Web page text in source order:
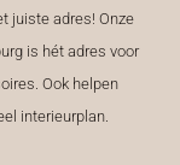
juiste adres! Onze
is hét adres voor
Ook helpen
interieurplan.